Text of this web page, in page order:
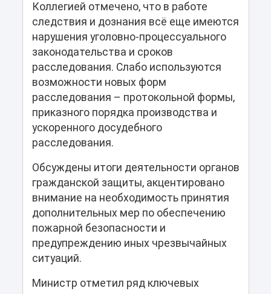
Коллегией отмечено, что в работе
следствия и дознания всё еще имеются
нарушения уголовно-процессуального
законодательства и сроков
расследования. Слабо используются
возможности новых форм
расследования – протокольной формы,
приказного порядка производства и
ускоренного досудебного
расследования.
Обсуждены итоги деятельности органов
гражданской защиты, акцентировано
внимание на необходимость принятия
дополнительных мер по обеспечению
пожарной безопасности и
предупреждению иных чрезвычайных
ситуаций.
Министр отметил ряд ключевых